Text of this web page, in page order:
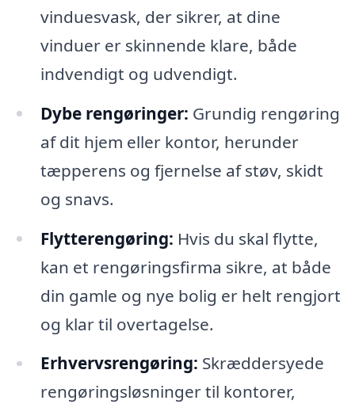
vinduesvask, der sikrer, at dine
vinduer er skinnende klare, både
indvendigt og udvendigt.
Dybe rengøringer: Grundig rengøring
af dit hjem eller kontor, herunder
tæpperens og fjernelse af støv, skidt
og snavs.
Flytterengøring: Hvis du skal flytte,
kan et rengøringsfirma sikre, at både
din gamle og nye bolig er helt rengjort
og klar til overtagelse.
Erhvervsrengøring: Skræddersyede
rengøringsløsninger til kontorer,